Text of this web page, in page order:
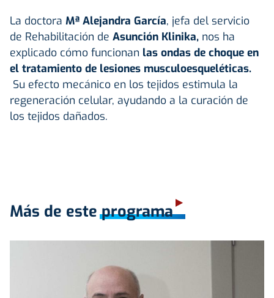
La doctora Mª Alejandra García, jefa del servicio
de Rehabilitación de Asunción Klinika, nos ha
explicado cómo funcionan las ondas de choque en
el tratamiento de lesiones musculoesqueléticas.
Su efecto mecánico en los tejidos estimula la
regeneración celular, ayudando a la curación de
los tejidos dañados.
Más de este programa